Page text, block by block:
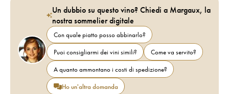
Un dubbio su questo vino? Chiedi a Margaux, la
nostra sommelier digitale
Con quale piatto posso abbinarlo?
Puoi consigliarmi dei vini simili?
Come va servito?
A quanto ammontano i costi di spedizione?
Ho un'altra domanda